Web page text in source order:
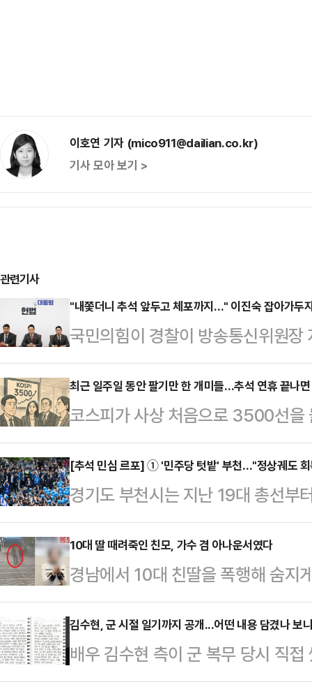
이호연 기자 (mico911@dailian.co.kr)
기사 모아 보기 >
관련기사
"내쫓더니 추석 앞두고 체포까지…" 이진숙 잡아가두
국민의힘이 경찰이 방송통신위원
석 연휴 시작을 하루 앞두고 선거법
체포하기까지 하자, 경악을 금치 못
혁 대표는 2일 국회에서 이진숙 전
열어 "추석을 앞두고 검·경·특검이
고 예상했는데 결국 이 전 방통위원
체가 미쳐 돌아가는 걸 지켜보고
했더니 물가는 안 …
최근 일주일 동안 팔기만 한 개미들…추석 연휴 끝나
코스피가 사상 처음으로 3500선을
석 징크스’가 재현될 것이라는 우
상승세를 유지할 것이라는 전망이
심이 돌아올 지 주목된다.3일 한국
주일 동안 유가증권시장, 코스닥시
매도한 것으로 나타났다. 직전 주
인데, ‘추석 징크스’에 대한 우려로
징크스는 설…
[추석 민심 르포] ① '민주당 텃밭' 부천…"정상궤도
경기도 부천시는 지난 19대 총선부
한 '민주당 초강세' 지역이다. 21대
만 54.55%(29만1355표) 과반
김문수 당시 대선후보를 가볍게 눌
사 출신이다.앞선 지난 20대 대선
만5227표)를 얻어 42.44%(22만
11.53%p(6만896표) 차이로 누르
10대 딸 때려죽인 친모, 가수 겸 아나운서였다
경남에서 10대 친딸을 폭행해 숨지
온몸에는 멍과 상처가 남아 있었지
에서 난동을 부린 것으로 알려졌다
로 40대 여성 A씨가 구속됐다. A
주거지에서 친딸 B양을 폭행해 숨
김수현, 군 시절 일기까지 공개...어떤 내용 담겼나 보
배우 김수현 측이 군 복무 당시 직
나섰다.2일 고상록 변호사는 자신